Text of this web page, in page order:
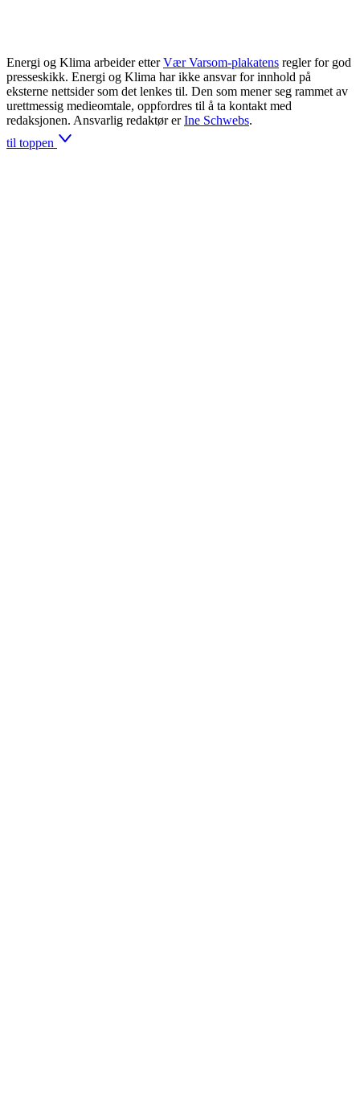
Energi og Klima arbeider etter Vær Varsom-plakatens regler for god
presseskikk. Energi og Klima har ikke ansvar for innhold på
eksterne nettsider som det lenkes til. Den som mener seg rammet av
urettmessig medieomtale, oppfordres til å ta kontakt med
redaksjonen. Ansvarlig redaktør er Ine Schwebs.
til toppen